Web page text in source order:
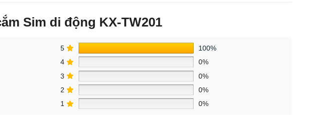
Sim di động KX-TW201
5
100%
4
0%
3
0%
2
0%
1
0%